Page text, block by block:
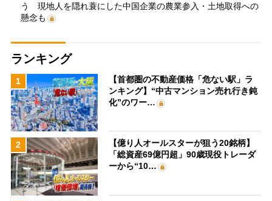
う 現地人を隠れ蓑にした中国企業の農業参入・土地取得への
懸念も
ランキング
1
【首都圏の不動産価格「危ない駅」ラ
ンキング】“中古マンション売れ行き鈍
化”のワー…
2
【億り人オールスターが狙う20銘柄】
「総資産69億円超」90歳現役トレーダ
ーから“10…